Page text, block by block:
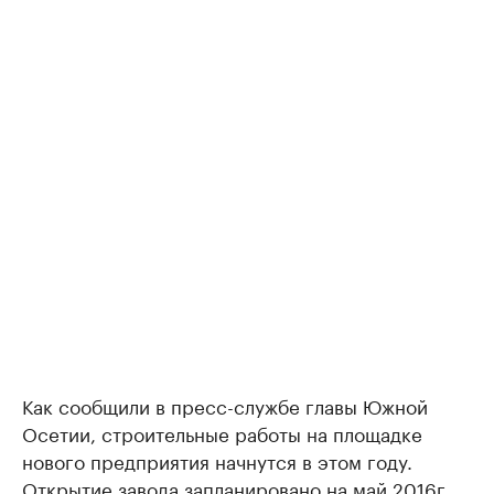
Как сообщили в пресс-службе главы Южной
Осетии, строительные работы на площадке
нового предприятия начнутся в этом году.
Открытие завода запланировано на май 2016г.